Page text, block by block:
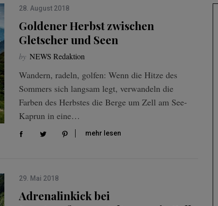
28. August 2018
Goldener Herbst zwischen
Gletscher und Seen
by NEWS Redaktion
Wandern, radeln, golfen: Wenn die Hitze des
Sommers sich langsam legt, verwandeln die
Farben des Herbstes die Berge um Zell am See-
Kaprun in eine…
mehr lesen
29. Mai 2018
Adrenalinkick bei